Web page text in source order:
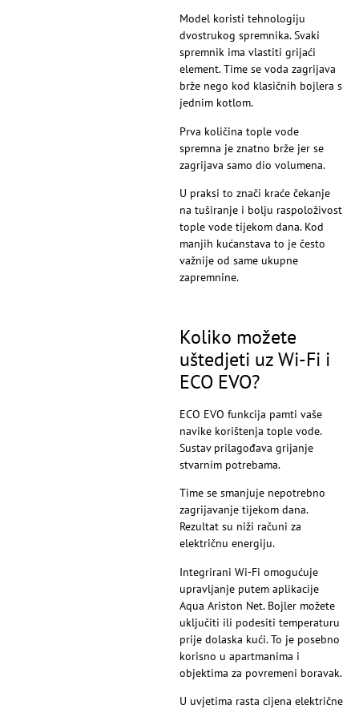
Model koristi tehnologiju
dvostrukog spremnika. Svaki
spremnik ima vlastiti grijaći
element. Time se voda zagrijava
brže nego kod klasičnih bojlera s
jednim kotlom.
Prva količina tople vode
spremna je znatno brže jer se
zagrijava samo dio volumena.
U praksi to znači kraće čekanje
na tuširanje i bolju raspoloživost
tople vode tijekom dana. Kod
manjih kućanstava to je često
važnije od same ukupne
zapremnine.
Koliko možete
uštedjeti uz Wi-Fi i
ECO EVO?
ECO EVO funkcija pamti vaše
navike korištenja tople vode.
Sustav prilagođava grijanje
stvarnim potrebama.
Time se smanjuje nepotrebno
zagrijavanje tijekom dana.
Rezultat su niži računi za
električnu energiju.
Integrirani Wi-Fi omogućuje
upravljanje putem aplikacije
Aqua Ariston Net. Bojler možete
uključiti ili podesiti temperaturu
prije dolaska kući. To je posebno
korisno u apartmanima i
objektima za povremeni boravak.
U uvjetima rasta cijena električne